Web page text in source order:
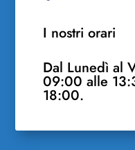
I nostri orari
Dal Lunedì al
09:00 alle
18:00.